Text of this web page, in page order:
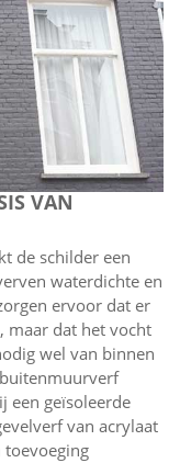
VAN
de schilder een
waterdichte en
ervoor dat er
maar dat het vocht
wel van binnen
een geïsoleerde
van acrylaat